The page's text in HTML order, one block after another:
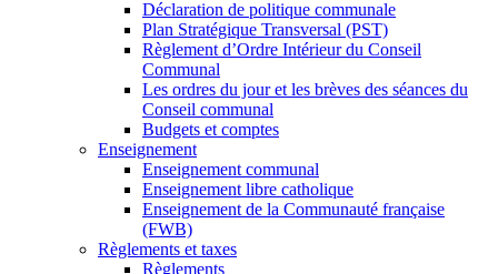
Déclaration de politique communale
Plan Stratégique Transversal (PST)
Règlement d’Ordre Intérieur du Conseil
Communal
Les ordres du jour et les brèves des séances du
Conseil communal
Budgets et comptes
Enseignement
Enseignement communal
Enseignement libre catholique
Enseignement de la Communauté française
(FWB)
Règlements et taxes
Règlements